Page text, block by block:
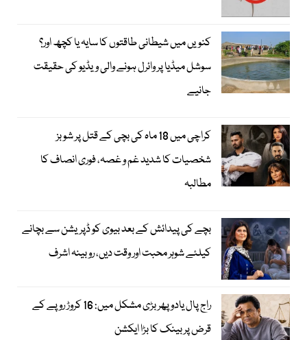
کنویں میں شیطانی طاقتوں کا سایہ یا کچھ اور؟
سوشل میڈیا پر وائرل ہونے والی ویڈیو کی حقیقت
جانیے
کراچی میں 18 ماہ کی بچی کے قتل پر شوبز
شخصیات کا شدید غم و غصہ، فوری انصاف کا
مطالبہ
بچے کی پیدائش کے بعد بیوی کو ڈپریشن سے بچانے
کیلئے شوہر محبت اور وقت دیں، روبینہ اشرف
راج پال یادو پھر بڑی مشکل میں: 16 کروڑ روپے کے
قرض پر بینک کا بڑا ایکشن